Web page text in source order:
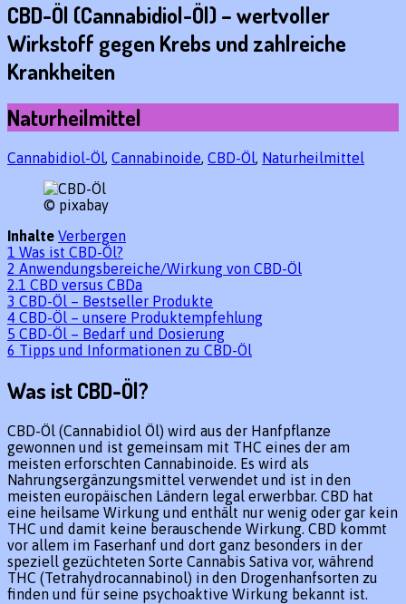
CBD-Öl (Cannabidiol-Öl) – wertvoller
Wirkstoff gegen Krebs und zahlreiche
Krankheiten
Naturheilmittel
Cannabidiol-Öl, Cannabinoide, CBD-Öl, Naturheilmittel
© pixabay
Inhalte Verbergen
1 Was ist CBD-Öl?
2 Anwendungsbereiche/Wirkung von CBD-Öl
2.1 CBD versus CBDa
3 CBD-Öl – Bestseller Produkte
4 CBD-Öl – unsere Produktempfehlung
5 CBD-Öl – Bedarf und Dosierung
6 Tipps und Informationen zu CBD-Öl
Was ist CBD-Öl?
CBD-Öl (Cannabidiol Öl) wird aus der Hanfpflanze
gewonnen und ist gemeinsam mit THC eines der am
meisten erforschten Cannabinoide. Es wird als
Nahrungsergänzungsmittel verwendet und ist in den
meisten europäischen Ländern legal erwerbbar. CBD hat
eine heilsame Wirkung und enthält nur wenig oder gar kein
THC und damit keine berauschende Wirkung. CBD kommt
vor allem im Faserhanf und dort ganz besonders in der
speziell gezüchteten Sorte Cannabis Sativa vor, während
THC (Tetrahydrocannabinol) in den Drogenhanfsorten zu
finden und für seine psychoaktive Wirkung bekannt ist.